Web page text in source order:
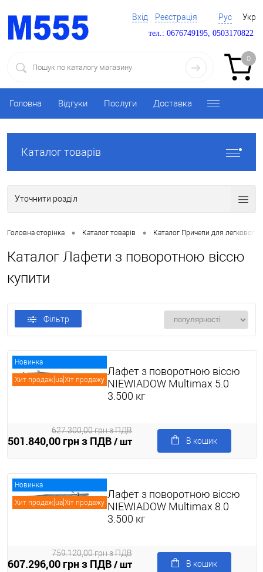
Вхід Реєстрація Рус Укр
тел.: 0676749195, 0503170822
0
Головна Відгуки Послуги Доставка
Каталог товарів
Уточнити розділ
Головна сторінка • Каталог товарів • Каталог Причепи для легкового
Каталог Лафети з поворотною віссю
купити
Фільтр
Новинка
Хит продаж[ua]Хіт продажу
Лафет з поворотною віссю
NIEWIADOW Multimax 5.0
3.500 кг
501.840,00 грн з ПДВ/ шт
627.300,00 грн з ПДВ
В кошик
Новинка
Хит продаж[ua]Хіт продажу
Лафет з поворотною віссю
NIEWIADOW Multimax 8.0
3.500 кг
607.296,00 грн з ПДВ/ шт
759.120,00 грн з ПДВ
В кошик